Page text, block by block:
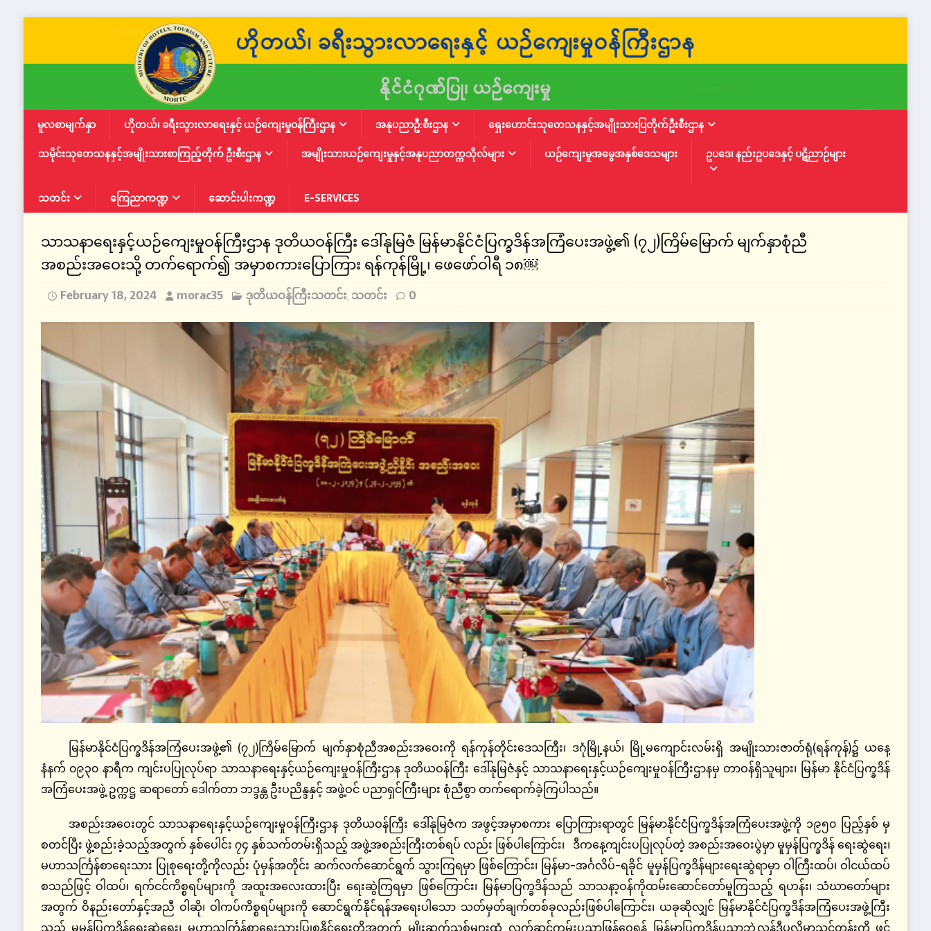
မူလစာမျက်နှာ ဟိုတယ်၊ ခရီးသွားလာရေးနှင့် ယဉ်ကျေးမှုဝန်ကြီးဌာန အနုပညာဦ:စီးဌာန
ရှေးဟောင်းသုတေသနနှင့်အမျိုးသားပြတိုက်ဦးစီးဌာန
သမိုင်းသုတေသနနှင့်အမျိုးသားစာကြည့်တိုက် ဦးစီးဌာန
အမျိုးသားယဉ်ကျေးမှုနှင့်အနုပညာတက္ကသိုလ်များ ယဉ်ကျေးမှုအမွေအနှစ်ဒေသများ ဥပဒေ၊ နည်းဥပဒေနှင့် ပဋိညာဉ်များ
သတင်း ကြေညာကဏ္ဍ ဆောင်းပါးကဏ္ဍ E-SERVICES
သာသနာရေးနှင့်ယဉ်ကျေးမှုဝန်ကြီးဌာန ဒုတိယဝန်ကြီး ဒေါ်နုမြဇံ မြန်မာနိုင်ငံပြက္ခဒိန်အကြံပေးအဖွဲ့၏ (၇၂)ကြိမ်မြောက် မျက်နှာစုံညီ
အစည်းအဝေးသို့ တက်ရောက်၍ အမှာစကားပြောကြား ရန်ကုန်မြို့၊ ဖေဖော်ဝါရီ ၁၈￼
February 18, 2024 morac35 ဒုတိယဝန်ကြီးသတင်း, သတင်း 0
မြန်မာနိုင်ငံပြက္ခဒိန်အကြံပေးအဖွဲ့၏ (၇၂)ကြိမ်မြောက် မျက်နှာစုံညီအစည်းအဝေးကို ရန်ကုန်တိုင်းဒေသကြီး၊ ဒဂုံမြို့နယ်၊ မြို့မကျောင်းလမ်းရှိ အမျိုးသားဇာတ်ရုံ(ရန်ကုန်)၌ ယနေ့
နံနက် ၀၉၃၀ နာရီက ကျင်းပပြုလုပ်ရာ သာသနာရေးနှင့်ယဉ်ကျေးမှုဝန်ကြီးဌာန ဒုတိယဝန်ကြီး ဒေါ်နုမြဇံနှင့် သာသနာရေးနှင့်ယဉ်ကျေးမှုဝန်ကြီးဌာနမှ တာဝန်ရှိသူများ၊ မြန်မာ နိုင်ငံပြက္ခဒိန်
အကြံပေးအဖွဲ့ ဥက္ကဋ္ဌ ဆရာတော် ဒေါက်တာ ဘဒ္ဒန္တ ဦးပညိန္ဒနှင့် အဖွဲ့ဝင် ပညာရှင်ကြီးများ စုံညီစွာ တက်ရောက်ခဲ့ကြပါသည်။
အစည်းအဝေးတွင် သာသနာရေးနှင့်ယဉ်ကျေးမှုဝန်ကြီးဌာန ဒုတိယဝန်ကြီး ဒေါ်နုမြဇံက အဖွင့်အမှာစကား ပြောကြားရာတွင် မြန်မာနိုင်ငံပြက္ခဒိန်အကြံပေးအဖွဲ့ကို ၁၉၅၀ ပြည့်နှစ် မှ
စတင်ပြီး ဖွဲ့စည်းခဲ့သည့်အတွက် နှစ်ပေါင်း ၇၄ နှစ်သက်တမ်းရှိသည့် အဖွဲ့အစည်းကြီးတစ်ရပ် လည်း ဖြစ်ပါကြောင်း၊ ဒီကနေ့ကျင်းပပြုလုပ်တဲ့ အစည်းအဝေးပွဲမှာ မူမှန်ပြက္ခဒိန် ရေးဆွဲရေး၊
မဟာသင်္ကြန်စာရေးသား ပြုစုရေးတို့ကိုလည်း ပုံမှန်အတိုင်း ဆက်လက်ဆောင်ရွက် သွားကြရမှာ ဖြစ်ကြောင်း၊ မြန်မာ-အင်္ဂလိပ်-ရခိုင် မူမှန်ပြက္ခဒိန်များရေးဆွဲရာမှာ ဝါကြီးထပ်၊ ဝါငယ်ထပ်
စသည်ဖြင့် ဝါထပ်၊ ရက်ငင်ကိစ္စရပ်များကို အထူးအလေးထားပြီး ရေးဆွဲကြရမှာ ဖြစ်ကြောင်း၊ မြန်မာပြက္ခဒိန်သည် သာသနာ့ဝန်ကိုထမ်းဆောင်တော်မူကြသည့် ရဟန်း၊ သံဃာတော်များ
အတွက် ဝိနည်းတော်နှင့်အညီ ဝါဆို၊ ဝါကပ်ကိစ္စရပ်များကို ဆောင်ရွက်နိုင်ရန်အရေးပါသော သတ်မှတ်ချက်တစ်ခုလည်းဖြစ်ပါကြောင်း၊ ယခုဆိုလျှင် မြန်မာနိုင်ငံပြက္ခဒိန်အကြံပေးအဖွဲ့ကြီး
သည် မူမှန်ပြက္ခဒိန်ရေးဆွဲရေး၊ မဟာသင်္ကြန်စာရေးသားပြုစုနိုင်ရေးတို့အတွက် မျိုးဆက်သစ်များထံ လက်ဆင့်ကမ်းပညာဖြန့်ဝေရန် မြန်မာပြက္ခဒိန်ပညာဘွဲ့လွန်ဒီပလိုမာသင်တန်းကို ဖွင့်